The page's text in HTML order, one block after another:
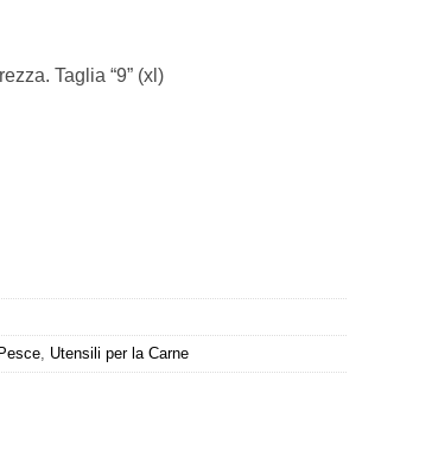
Taglia “9” (xl)
Utensili per la Carne